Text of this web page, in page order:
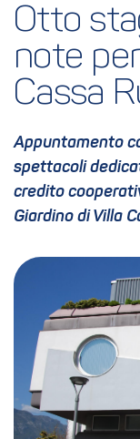
Otto
note
Cassa
Appuntamento
spettacoli
credito
Giardino di Villa